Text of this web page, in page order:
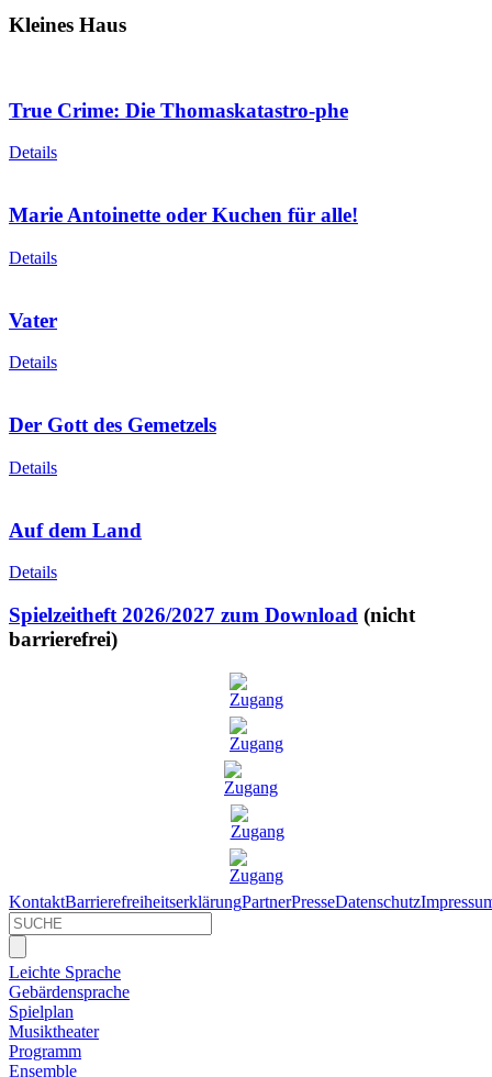
Kleines Haus
True Crime: Die Thomaskatastro-phe
Details
Marie Antoinette oder Kuchen für alle!
Details
Vater
Details
Der Gott des Gemetzels
Details
Auf dem Land
Details
Spielzeitheft 2026/2027 zum Download (nicht
barrierefrei)
KontaktBarrierefreiheitserklärungPartnerPresseDatenschutz
Leichte Sprache
Gebärdensprache
Spielplan
Musiktheater
Programm
Ensemble